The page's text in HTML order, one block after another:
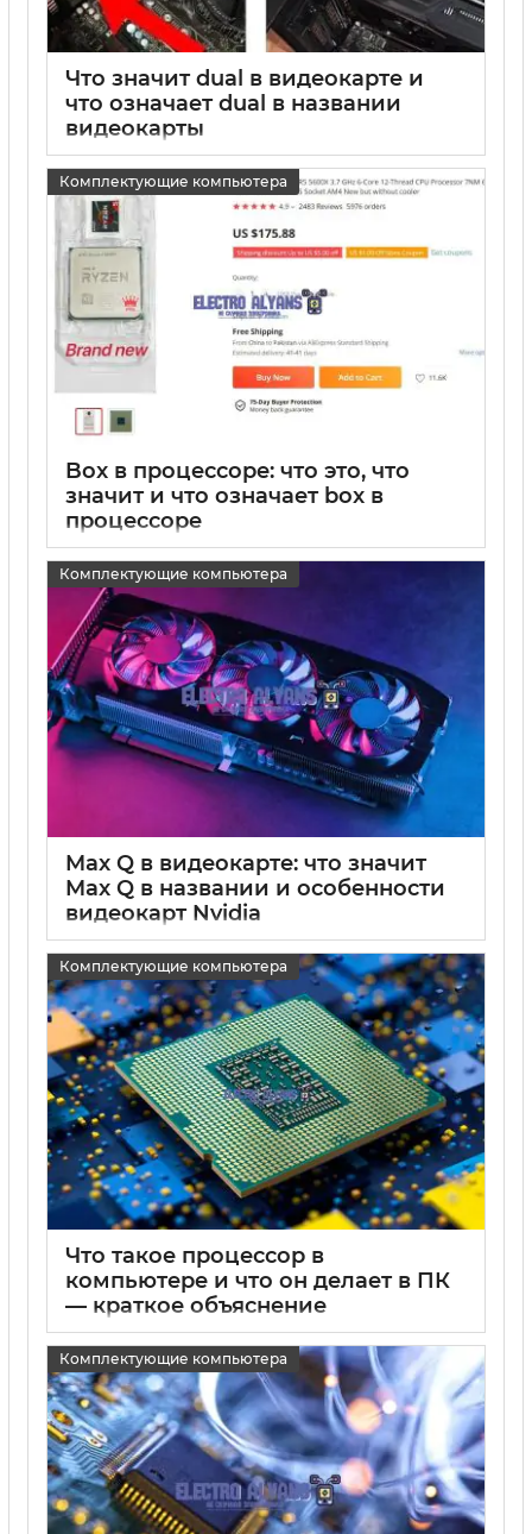
Что значит dual в видеокарте и
что означает dual в названии
видеокарты
Комплектующие компьютера
Box в процессоре: что это, что
значит и что означает box в
процессоре
Комплектующие компьютера
Max Q в видеокарте: что значит
Max Q в названии и особенности
видеокарт Nvidia
Комплектующие компьютера
Что такое процессор в
компьютере и что он делает в ПК
— краткое объяснение
Комплектующие компьютера